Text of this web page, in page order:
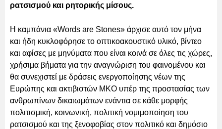
ρατσισμού και ρητορικής μίσους.
Η καμπάνια «Words are Stones» άρχισε αυτό τον μήνα
και ήδη κυκλοφόρησε το οπτικοακουστικό υλικό, βίντεο
και αφίσες με μηνύματα που είναι κοινά σε όλες τις χώρες,
χρήσιμα βήματα για την αναγνώριση του φαινομένου και
θα συνεχιστεί με δράσεις ενεργοποίησης νέων της
Ευρώπης και ακτιβιστών ΜΚΟ υπέρ της προστασίας των
ανθρωπίνων δικαιωμάτων ενάντια σε κάθε μορφής
πολιτισμική, κοινωνική, πολιτική νομιμοποίηση του
ρατσισμού και της ξενοφοβίας στον πολιτικό και δημόσιο